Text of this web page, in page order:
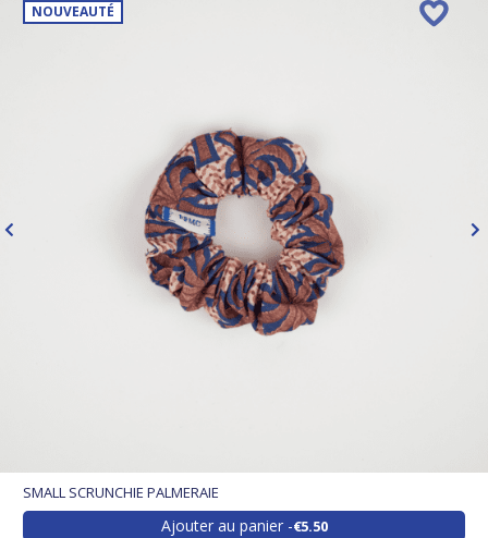
NOUVEAUTÉ
SMALL SCRUNCHIE PALMERAIE
Ajouter au panier €5.50